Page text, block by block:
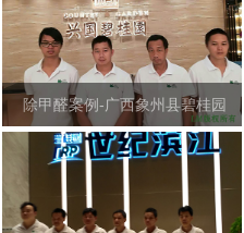
除甲醛案例-广西象州县碧桂园